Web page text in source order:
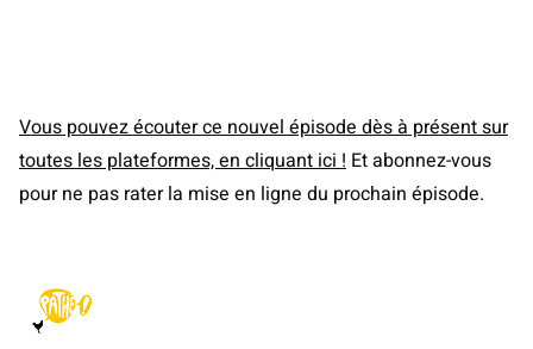
Vous pouvez écouter ce nouvel épisode dès à présent sur
toutes les plateformes, en cliquant ici ! Et abonnez-vous
pour ne pas rater la mise en ligne du prochain épisode.